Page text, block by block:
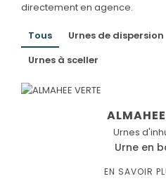
directement en agence.
Tous Urnes de dispersion
Urnes à sceller
Urnes
Urne en
EN SAVOIR